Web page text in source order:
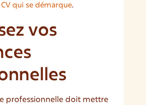
qui se démarque.
vos
professionnelle doit mettre